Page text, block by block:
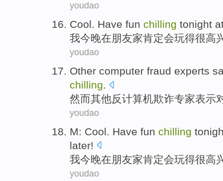
youdao
Cool. Have fun chilling tonight
我今晚在朋友家肯定会玩得很高
youdao
Other computer fraud experts
chilling.
然而其他反计算机欺诈专家表示
youdao
M: Cool. Have fun chilling
later!
我今晚在朋友家肯定会玩得很高
youdao